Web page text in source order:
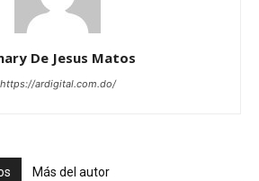
De Jesus Matos
https://ardigital.com.do/
Más del autor